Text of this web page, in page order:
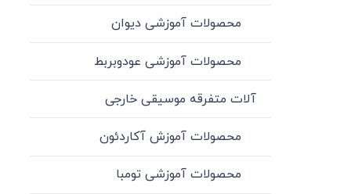
محصولات آموزشی دیوان
محصولات آموزشی عودوبربط
آلات متفرقه موسیقی خارجی
محصولات آموزش آکاردئون
محصولات آموزشی تومبا